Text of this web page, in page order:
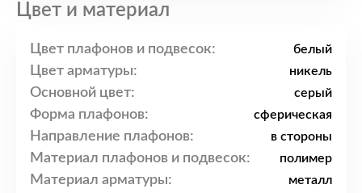
Цвет и материал
Цвет плафонов и подвесок: белый
Цвет арматуры: никель
Основной цвет: серый
Форма плафонов: сферическая
Направление плафонов: в стороны
Материал плафонов и подвесок: полимер
Материал арматуры: металл